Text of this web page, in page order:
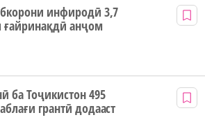
инфиродӣ 3,7
анҷом
ба Тоҷикистон 495
грантӣ додааст